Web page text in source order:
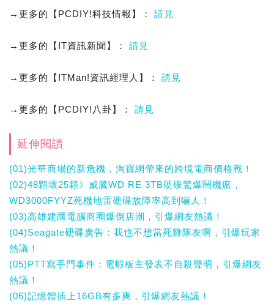
→更多的【PCDIY!科技情報】： 請見
→更多的【IT資訊新聞】： 請見
→更多的【ITMan!資訊經理人】： 請見
→更多的【PCDIY!八卦】： 請見
延伸閱讀
(01)光華商場的新危機，淘寶網帶來的跨境電商價格戰！
(02)48顆壞25顆》威騰WD RE 3TB硬碟驚爆鬧機瘟，
WD3000FYYZ死機地雷硬碟故障率高到嚇人！
(03)高雄建國電腦商圈爆倒店潮，引爆網友熱議！
(04)Seagate硬碟廣告：我也不想當死雞隊友啊，引爆玩家
熱議！
(05)PTT寫手門事件：電蝦板主發表不自殺聲明，引爆網友
熱議！
(06)記憶體插上16GB有多爽，引爆網友熱議！